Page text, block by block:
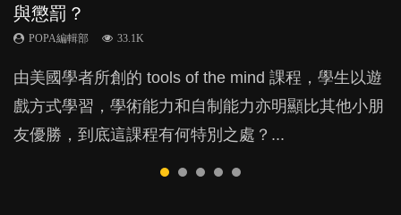
與懲罰？
POPA編輯部 33.1K
由美國學者所創的 tools of the mind 課程，學生以遊
戲方式學習，學術能力和自制能力亦明顯比其他小朋
友優勝，到底這課程有何特別之處？...
月大前上堂不見效果
POPA編輯部 47.1K
現今小朋友的起跑線，愈推愈前。雖然政府並無官方
的統計數字，但粗略估算，香港至少有六、七百家早
期教育中心，但孩子是否愈早上Playgroup愈好？...
POPA編輯部
鬱，影響日常生活，嚴重的甚至會有自殺，或傷害小
朋友的念頭。但為何爸爸患上產後抑鬱往往難以察
覺？...
力與價值
POPA編輯部 25.8K
許多媽媽心底可能都有一刻掙扎過：究竟全職好，還
是在職好。雖說每個家庭都有自己的獨特狀況和考慮
因素，但原來全職和在職媽媽所養育的子女其實都各
的身心虛耗
POPA編輯部 31.5K
父母日夜無間、身心俱疲地照顧BB，如何做到正向
教養？部份父母更會為了小朋友放棄自己的嗜好、減
少出席朋友聚會等等，你以為會換來美好的親子關